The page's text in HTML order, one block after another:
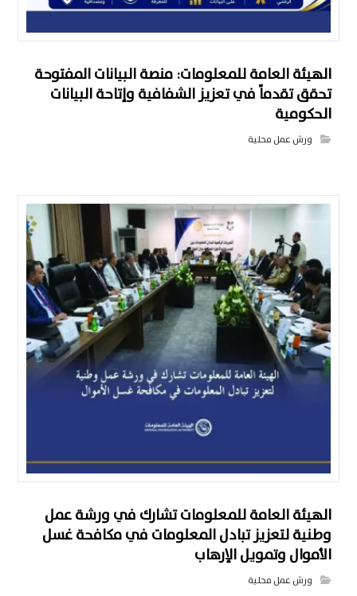
الهيئة العامة للمعلومات: منصة البيانات المفتوحة
تحقق تقدماً في تعزيز الشفافية وإتاحة البيانات
الحكومية
ورش عمل محلية
الهيئة العامة للمعلومات تشارك في ورشة عمل
وطنية لتعزيز تبادل المعلومات في مكافحة غسل
الأموال وتمويل الإرهاب
ورش عمل محلية